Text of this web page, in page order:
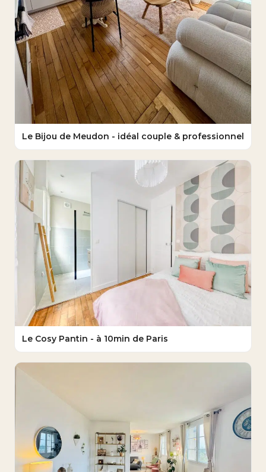
Le Bijou de Meudon - idéal couple & professionnel
Le Cosy Pantin - à 10min de Paris